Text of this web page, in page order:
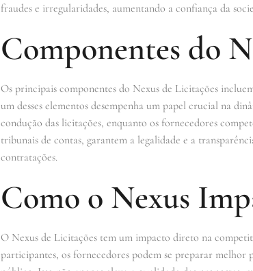
fraudes e irregularidades, aumentando a confiança da
Componentes do
Os principais componentes do Nexus de Licitações
um desses elementos desempenha um papel crucial na
condução das licitações, enquanto os fornecedores
tribunais de contas, garantem a legalidade e a
contratações.
Como o Nexus
O Nexus de Licitações tem um impacto direto na
participantes, os fornecedores podem se preparar melhor